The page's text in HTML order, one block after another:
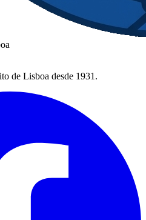
de Lisboa desde 1931.